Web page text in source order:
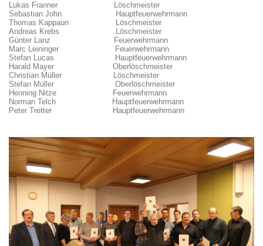
Lukas Franner Löschmeister
Sebastian John Hauptfeuerwehrmann
Thomas Kappaun Löschmeister
Andreas Krebs Löschmeister
Günter Lanz Feuerwehrmann
Marc Leininger Feuerwehrmann
Stefan Lucas Hauptfeuerwehrmann
Harald Mayer Oberlöschmeister
Christian Müller Löschmeister
Stefan Müller Oberlöschmeister
Henning Nitze Feuerwehrmann
Norman Telch Hauptfeuerwehrmann
Peter Tretter Hauptfeuerwehrmann